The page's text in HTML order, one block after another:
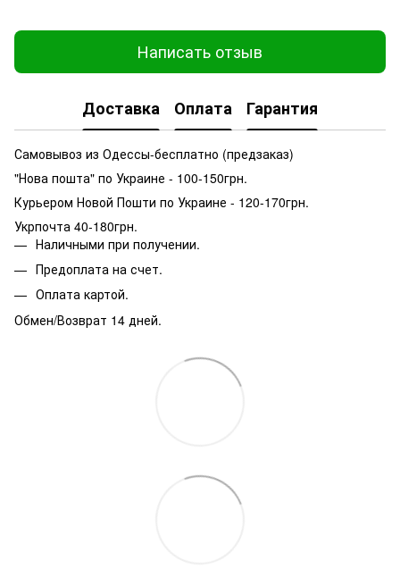
Написать отзыв
Доставка Оплата Гарантия
Самовывоз из Одессы-бесплатно (предзаказ)
"Нова пошта" по Украине - 100-150грн.
Курьером Новой Пошти по Украине - 120-170грн.
Укрпочта 40-180грн.
Наличными при получении.
Предоплата на счет.
Оплата картой.
Обмен/Возврат 14 дней.